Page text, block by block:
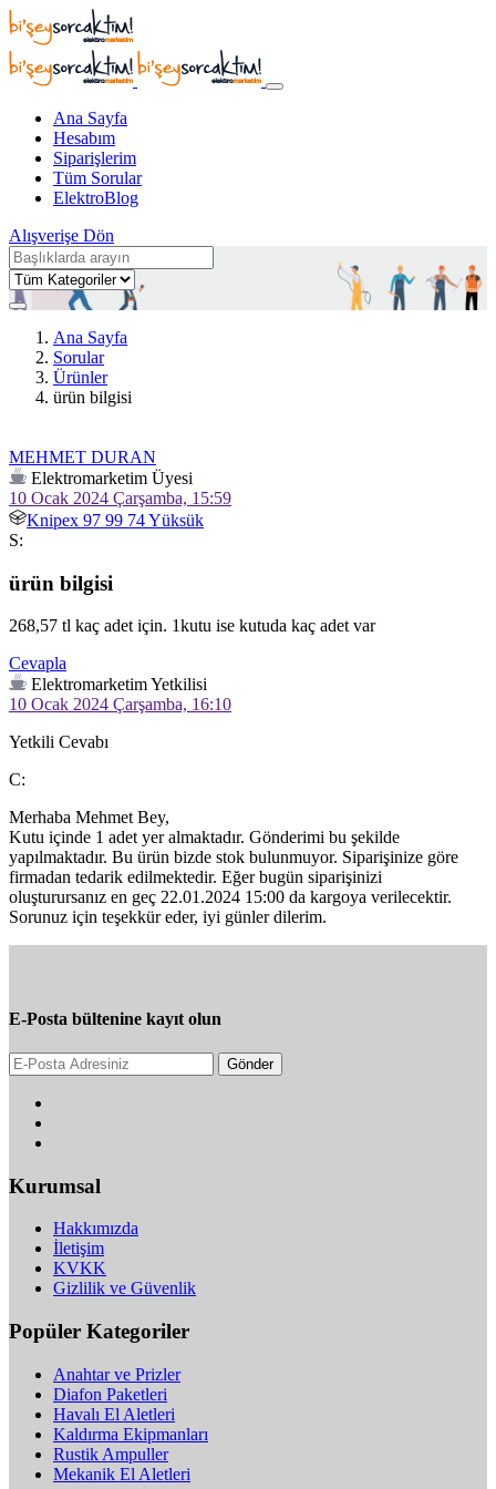
Ana Sayfa
Hesabım
Siparişlerim
Tüm Sorular
ElektroBlog
Alışverişe Dön
Ana Sayfa
Sorular
Ürünler
ürün bilgisi
MEHMET DURAN
Elektromarketim Üyesi
10 Ocak 2024 Çarşamba, 15:59
Knipex 97 99 74 Yüksük
S:
ürün bilgisi
268,57 tl kaç adet için. 1kutu ise kutuda kaç adet var
Cevapla
Elektromarketim Yetkilisi
10 Ocak 2024 Çarşamba, 16:10
Yetkili Cevabı
C:
Merhaba Mehmet Bey,
Kutu içinde 1 adet yer almaktadır. Gönderimi bu şekilde
yapılmaktadır. Bu ürün bizde stok bulunmuyor. Siparişinize göre
firmadan tedarik edilmektedir. Eğer bugün siparişinizi
oluşturursanız en geç 22.01.2024 15:00 da kargoya verilecektir.
Sorunuz için teşekkür eder, iyi günler dilerim.
E-Posta bültenine kayıt olun
Gönder
Kurumsal
Hakkımızda
İletişim
KVKK
Gizlilik ve Güvenlik
Popüler Kategoriler
Anahtar ve Prizler
Diafon Paketleri
Havalı El Aletleri
Kaldırma Ekipmanları
Rustik Ampuller
Mekanik El Aletleri